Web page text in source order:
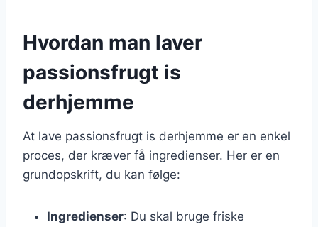
Hvordan man laver
passionsfrugt is
derhjemme
At lave passionsfrugt is derhjemme er en enkel
proces, der kræver få ingredienser. Her er en
grundopskrift, du kan følge:
Ingredienser: Du skal bruge friske